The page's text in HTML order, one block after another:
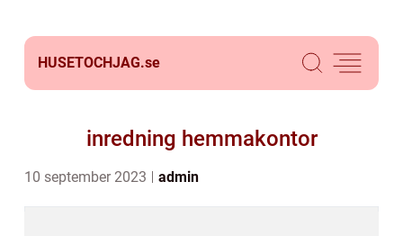
HUSETOCHJAG.se
inredning hemmakontor
10 september 2023 admin